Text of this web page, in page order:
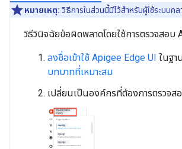
หมายเหตุ: วิธีการในส่วนนี้มีไว้สำหรับผู้ใช้ระบบค
วิธีวินิจฉัยข้อผิดพลาดโดยใช้การตรวจสอบ
ลงชื่อเข้าใช้ Apigee Edge UI ในฐา
บทบาทที่เหมาะสม
เปลี่ยนเป็นองค์กรที่ต้องการตรวจ